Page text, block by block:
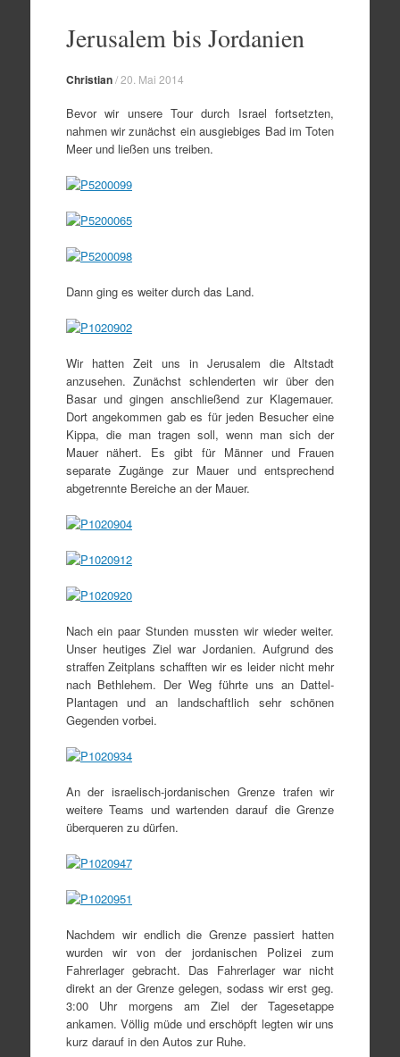
springenJerusalem bis Jordanien
Christian/20. Mai 2014
Bevor wir unsere Tour durch Israel fortsetzten,
nahmen wir zunächst ein ausgiebiges Bad im Toten
Meer und ließen uns treiben.
Dann ging es weiter durch das Land.
Wir hatten Zeit uns in Jerusalem die Altstadt
anzusehen. Zunächst schlenderten wir über den
Basar und gingen anschließend zur Klagemauer.
Dort angekommen gab es für jeden Besucher eine
Kippa, die man tragen soll, wenn man sich der
Mauer nähert. Es gibt für Männer und Frauen
separate Zugänge zur Mauer und entsprechend
abgetrennte Bereiche an der Mauer.
Nach ein paar Stunden mussten wir wieder weiter.
Unser heutiges Ziel war Jordanien. Aufgrund des
straffen Zeitplans schafften wir es leider nicht mehr
nach Bethlehem. Der Weg führte uns an Dattel-
Plantagen und an landschaftlich sehr schönen
Gegenden vorbei.
An der israelisch-jordanischen Grenze trafen wir
weitere Teams und wartenden darauf die Grenze
überqueren zu dürfen.
Nachdem wir endlich die Grenze passiert hatten
wurden wir von der jordanischen Polizei zum
Fahrerlager gebracht. Das Fahrerlager war nicht
direkt an der Grenze gelegen, sodass wir erst geg.
3:00 Uhr morgens am Ziel der Tagesetappe
ankamen. Völlig müde und erschöpft legten wir uns
kurz darauf in den Autos zur Ruhe.